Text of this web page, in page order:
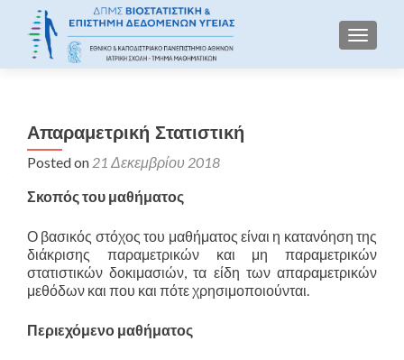
Απαραμετρική Στατιστική
Posted on 21 Δεκεμβρίου 2018
Σκοπός του μαθήματος
Ο βασικός στόχος του μαθήματος είναι η κατανόηση της
διάκρισης παραμετρικών και μη παραμετρικών
στατιστικών δοκιμασιών, τα είδη των απαραμετρικών
μεθόδων και που και πότε χρησιμοποιούνται.
Περιεχόμενο μαθήματος